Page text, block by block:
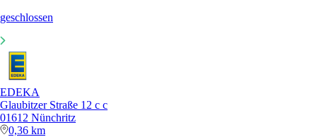
geschlossen
EDEKA
Glaubitzer Straße 12 c c
01612 Nünchritz
0,36 km